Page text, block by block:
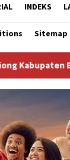
INDEKS
Sitemap
Sejumlah